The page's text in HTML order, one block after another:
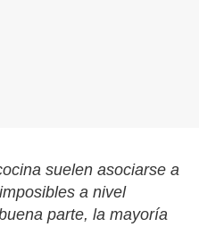
suelen asociarse a
a nivel
parte, la mayoría